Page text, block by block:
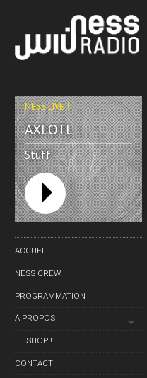
AXLOTL
Stuff.
NESS LIVE !
ACCUEIL
NESS CREW
PROGRAMMATION
À PROPOS
LE SHOP !
CONTACT